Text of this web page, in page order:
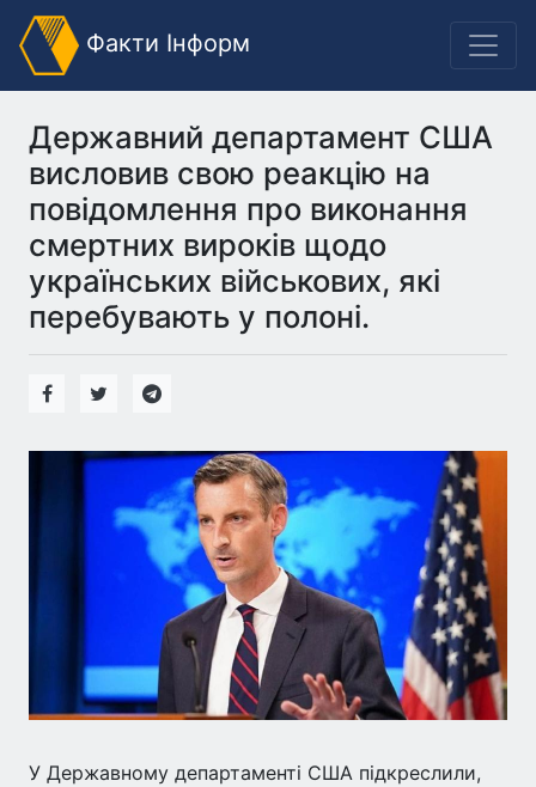
Факти Інформ
Державний департамент США
висловив свою реакцію на
повідомлення про виконання
смертних вироків щодо
українських військових, які
перебувають у полоні.
У Державному департаменті США підкреслили,